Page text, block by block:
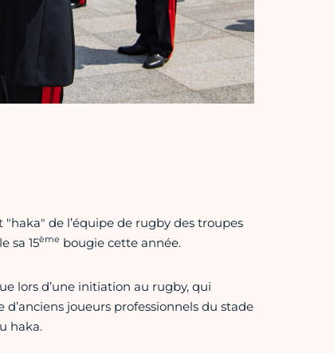
"haka" de l’équipe de rugby des troupes
sa 15ème bougie cette année.
lors d’une initiation au rugby, qui
joueurs professionnels du stade
haka.